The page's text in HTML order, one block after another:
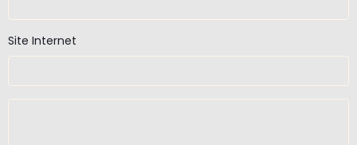
Site Internet